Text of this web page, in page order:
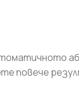
повече